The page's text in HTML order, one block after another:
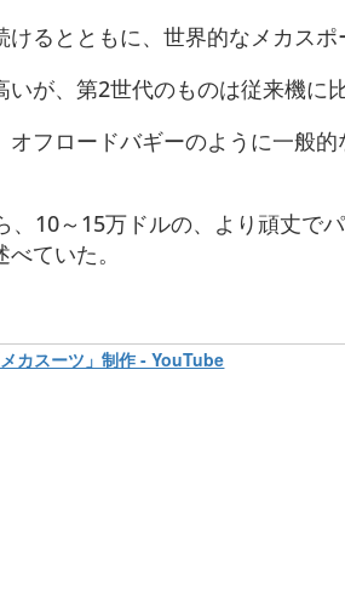
るとともに、世界的なメカスポ
が、第2世代のものは従来機に
フロードバギーのように一般
、10～15万ドルの、より頑丈で
ていた。
カスーツ」制作 - YouTube